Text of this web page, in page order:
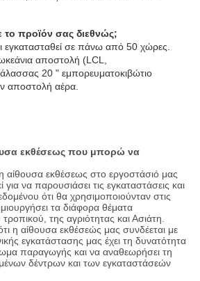
το προϊόν σας διεθνώς;
εγκατασταθεί σε πάνω από 50 χώρες.
αποστολή (LCL,
20 " εμπορευματοκιβώτιο
αποστολή αέρα.
εκθέσεως που μπορώ να
αίθουσα εκθέσεως στο εργοστάσιό μας
για να παρουσιάσει τις εγκαταστάσεις και
ότι θα χρησιμοποιούνταν στις
τα διάφορα θέματα
της αγριότητας και Ασιάτη.
η αίθουσα εκθέσεώς μας συνδέεται με
εγκατάστασης μας έχει τη δυνατότητα
παραγωγής και να αναθεωρήσει τη
δέντρων και των εγκαταστάσεών